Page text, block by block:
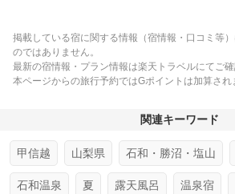
掲載している宿に関する情報（宿情報・口コミ等
のではありません。
最新の宿情報・プラン情報は楽天トラベルにてご確
本ページからの旅行予約ではGポイントは加算され
関連キーワード
甲信越 山梨県 石和・勝沼・塩山
石和温泉 夏 露天風呂 温泉宿